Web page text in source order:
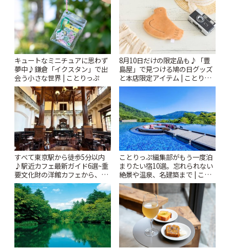
キュートなミニチュアに思わず
夢中♪鎌倉「イクスタン」で出
会う小さな世界 | ことりっぷ
8月10日だけの限定品も♪「豊
島屋」で見つける鳩の日グッズ
と本店限定アイテム | ことりっ
ぷ
すべて東京駅から徒歩5分以内
♪駅近カフェ最新ガイド6選~重
要文化財の洋館カフェから、改
札すぐのレトロ喫茶まで~ | こと
りっぷ
ことりっぷ編集部がもう一度泊
まりたい宿10選。忘れられない
絶景や温泉、名建築まで | こと
りっぷ